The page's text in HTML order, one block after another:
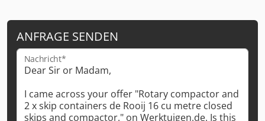
ANFRAGE SENDEN
Nachricht*